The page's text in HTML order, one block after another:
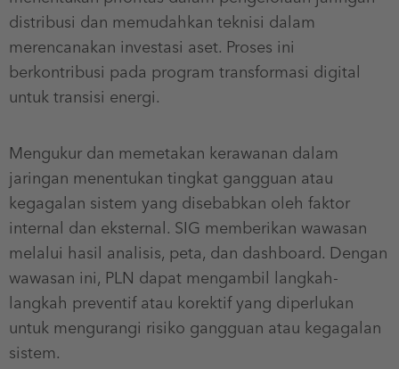
distribusi dan memudahkan teknisi dalam
merencanakan investasi aset. Proses ini
berkontribusi pada program transformasi digital
untuk transisi energi.
Mengukur dan memetakan kerawanan dalam
jaringan menentukan tingkat gangguan atau
kegagalan sistem yang disebabkan oleh faktor
internal dan eksternal. SIG memberikan wawasan
melalui hasil analisis, peta, dan dashboard. Dengan
wawasan ini, PLN dapat mengambil langkah-
langkah preventif atau korektif yang diperlukan
untuk mengurangi risiko gangguan atau kegagalan
sistem.